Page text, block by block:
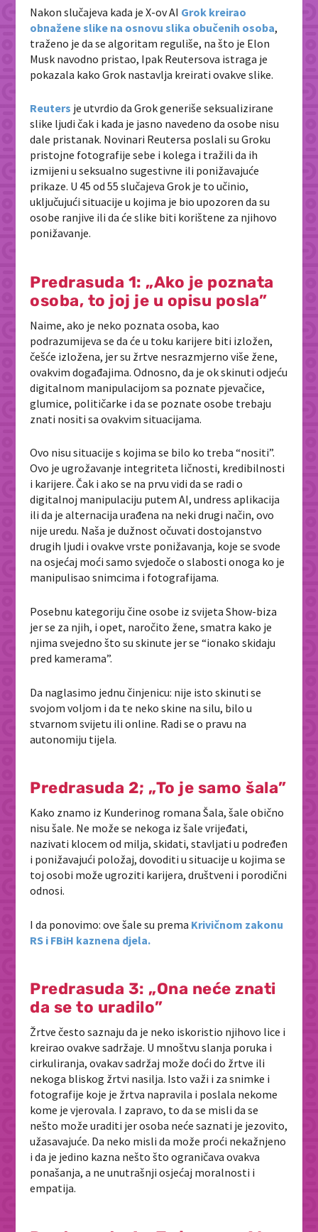
Nakon slučajeva kada je X-ov AI Grok kreirao
obnažene slike na osnovu slika obučenih osoba,
traženo je da se algoritam reguliše, na što je Elon
Musk navodno pristao, Ipak Reutersova istraga je
pokazala kako Grok nastavlja kreirati ovakve slike.
Reuters je utvrdio da Grok generiše seksualizirane
slike ljudi čak i kada je jasno navedeno da osobe nisu
dale pristanak. Novinari Reutersa poslali su Groku
pristojne fotografije sebe i kolega i tražili da ih
izmijeni u seksualno sugestivne ili ponižavajuće
prikaze. U 45 od 55 slučajeva Grok je to učinio,
uključujući situacije u kojima je bio upozoren da su
osobe ranjive ili da će slike biti korištene za njihovo
ponižavanje.
Predrasuda 1: „Ako je poznata
osoba, to joj je u opisu posla”
Naime, ako je neko poznata osoba, kao
podrazumijeva se da će u toku karijere biti izložen,
češće izložena, jer su žrtve nesrazmjerno više žene,
ovakvim događajima. Odnosno, da je ok skinuti odjeću
digitalnom manipulacijom sa poznate pjevačice,
glumice, političarke i da se poznate osobe trebaju
znati nositi sa ovakvim situacijama.
Ovo nisu situacije s kojima se bilo ko treba “nositi”.
Ovo je ugrožavanje integriteta ličnosti, kredibilnosti
i karijere. Čak i ako se na prvu vidi da se radi o
digitalnoj manipulaciju putem AI, undress aplikacija
ili da je alternacija urađena na neki drugi način, ovo
nije uredu. Naša je dužnost očuvati dostojanstvo
drugih ljudi i ovakve vrste ponižavanja, koje se svode
na osjećaj moći samo svjedoče o slabosti onoga ko je
manipulisao snimcima i fotografijama.
Posebnu kategoriju čine osobe iz svijeta Show-biza
jer se za njih, i opet, naročito žene, smatra kako je
njima svejedno što su skinute jer se “ionako skidaju
pred kamerama”.
Da naglasimo jednu činjenicu: nije isto skinuti se
svojom voljom i da te neko skine na silu, bilo u
stvarnom svijetu ili online. Radi se o pravu na
autonomiju tijela.
Predrasuda 2; „To je samo šala”
Kako znamo iz Kunderinog romana Šala, šale obično
nisu šale. Ne može se nekoga iz šale vrijeđati,
nazivati klocem od milja, skidati, stavljati u podređen
i ponižavajući položaj, dovoditi u situacije u kojima se
toj osobi može ugroziti karijera, društveni i porodični
odnosi.
I da ponovimo: ove šale su prema Krivičnom zakonu
RS i FBiH kaznena djela.
Predrasuda 3: „Ona neće znati
da se to uradilo”
Žrtve često saznaju da je neko iskoristio njihovo lice i
kreirao ovakve sadržaje. U mnoštvu slanja poruka i
cirkuliranja, ovakav sadržaj može doći do žrtve ili
nekoga bliskog žrtvi nasilja. Isto važi i za snimke i
fotografije koje je žrtva napravila i poslala nekome
kome je vjerovala. I zapravo, to da se misli da se
nešto može uraditi jer osoba neće saznati je jezovito,
užasavajuće. Da neko misli da može proći nekažnjeno
i da je jedino kazna nešto što ograničava ovakva
ponašanja, a ne unutrašnji osjećaj moralnosti i
empatija.